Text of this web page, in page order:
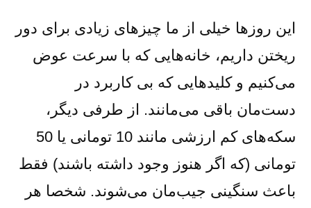
این روزها خیلی از ما چیزهای زیادی برای دور
ریختن داریم، خانه‌هایی که با سرعت عوض
می‌کنیم و کلیدهایی که بی کاربرد در
دست‌مان باقی می‌مانند. از طرفی دیگر،
سکه‌های کم ارزشی مانند 10 تومانی یا 50
تومانی (که اگر هنوز وجود داشته باشند) فقط
باعث سنگینی جیب‌مان می‌شوند. شخصا هر